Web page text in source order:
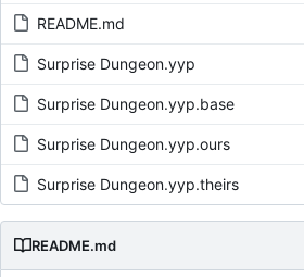
README.md
Surprise Dungeon.yyp
Surprise Dungeon.yyp.base
Surprise Dungeon.yyp.ours
Surprise Dungeon.yyp.theirs
README.md